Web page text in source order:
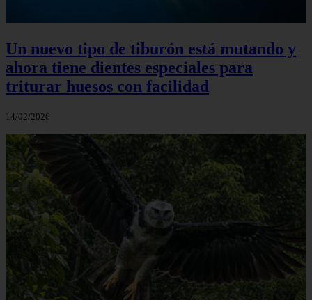
Un nuevo tipo de tiburón está mutando y
ahora tiene dientes especiales para
triturar huesos con facilidad
14/02/2026